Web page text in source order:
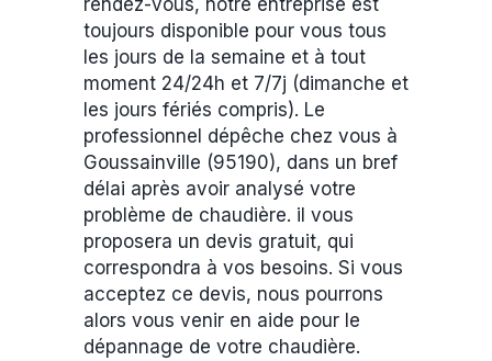
rendez-vous, notre entreprise est
toujours disponible pour vous tous
les jours de la semaine et à tout
moment 24/24h et 7/7j (dimanche et
les jours fériés compris). Le
professionnel dépêche chez vous à
Goussainville (95190), dans un bref
délai après avoir analysé votre
problème de chaudière. il vous
proposera un devis gratuit, qui
correspondra à vos besoins. Si vous
acceptez ce devis, nous pourrons
alors vous venir en aide pour le
dépannage de votre chaudière.